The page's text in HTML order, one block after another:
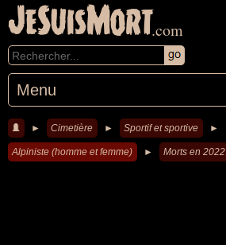
JeSuisMort.com
Menu
► Cimetière ► Sportif et sportive ►
Alpiniste (homme et femme) ► Morts en 2022